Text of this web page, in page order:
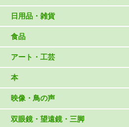
アウトドアウェア
アウトドア雑貨
バードウォッチング用品
日用品・雑貨
リビング・キッチン・ファッション
ゲーム・ホビー・文具
食品
食品
アート・工芸
雑貨（村上康成）
マスコット・ブローチほか
本
図鑑
読み物
映像・鳥の声
CD
双眼鏡・望遠鏡・三脚